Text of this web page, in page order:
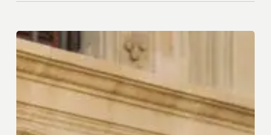
Episodio
2.
Una
española
y
una